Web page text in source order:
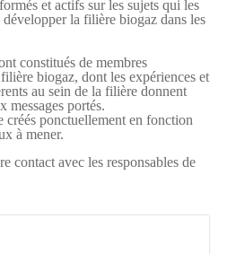
et actifs sur les sujets qui les
la filière biogaz dans les
constitués de membres
biogaz, dont les expériences et
au sein de la filière donnent
messages portés.
créés ponctuellement en fonction
à mener.
contact avec les responsables de